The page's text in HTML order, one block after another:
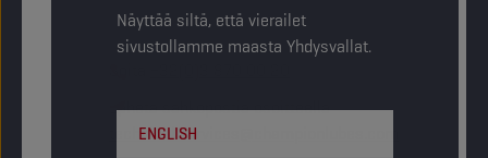
Näyttää siltä, että vierailet
sivustollamme maasta Yhdysvallat.
ENGLISH
tuotteisiin liittyviä kysymyksiä.
Lähetä sähköpostia osoitteella
technical.services@championlubes.com